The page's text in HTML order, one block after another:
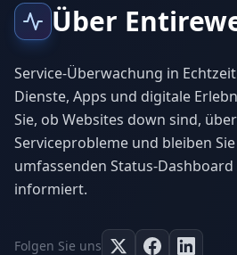
Über
Service-Überwachung in
Dienste, Apps und digitale
Sie, ob Websites down sind,
Serviceprobleme und bleiben
umfassenden Status-
informiert.
Folgen Sie uns